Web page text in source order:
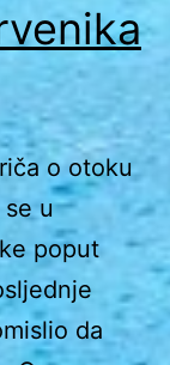
o otoku
u
poput
da